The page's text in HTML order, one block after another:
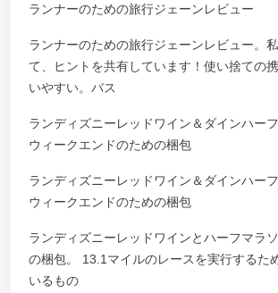
ランナーのための旅行ジェーンレビュー
ランナーのための旅行ジェーンレビュー。
て、ヒントを共有しています！使い捨ての
いやすい。バス
ランディズニーレッドワイン＆ダインハー
ウィークエンドのための梱包
ランディズニーレッドワイン＆ダインハー
ウィークエンドのための梱包
ランディズニーレッドワインとハーフマラ
の梱包。 13.1マイルのレースを実行するた
いるもの